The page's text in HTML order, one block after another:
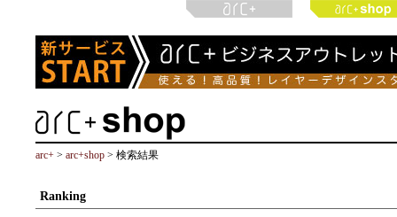
arc+ > arc+shop > 検索結果
Ranking